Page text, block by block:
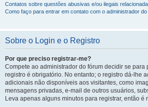
Contatos sobre questões abusivas e/ou ilegais
Como faço para entrar em contato com o administrador
Sobre o Login e o Registro
Por que preciso registrar-me?
Compete ao administrador do fórum decidir se para
registro é obrigatório. No entanto; o registro dá-lhe
adicionais não disponíveis aos visitantes, como
mensagens privadas, e-mail de outros usuários,
Leva apenas alguns minutos para registrar, então é